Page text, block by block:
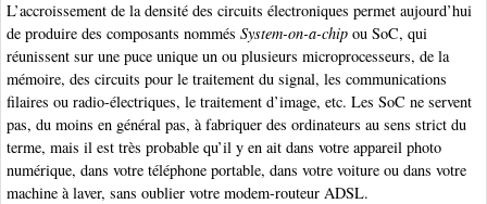
L’accroissement de la densité des circuits électroniques permet aujourd’hui
de produire des composants nommés System-on-a-chip ou SoC, qui
réunissent sur une puce unique un ou plusieurs microprocesseurs, de la
mémoire, des circuits pour le traitement du signal, les communications
filaires ou radio-électriques, le traitement d’image, etc. Les SoC ne servent
pas, du moins en général pas, à fabriquer des ordinateurs au sens strict du
terme, mais il est très probable qu’il y en ait dans votre appareil photo
numérique, dans votre téléphone portable, dans votre voiture ou dans votre
machine à laver, sans oublier votre modem-routeur ADSL.